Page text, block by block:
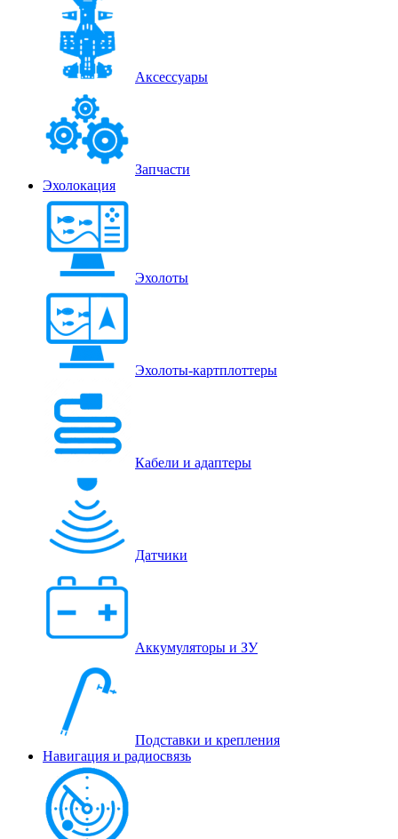
Аксессуары
Запчасти
Эхолокация
Эхолоты
Эхолоты-картплоттеры
Кабели и адаптеры
Датчики
Аккумуляторы и ЗУ
Подставки и крепления
Навигация и радиосвязь